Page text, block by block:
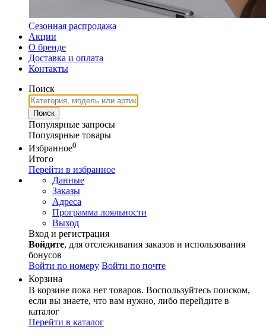
Сезонная распродажа
Акции
О бренде
Доставка и оплата
Контакты
Поиск
Популярные запросы
Популярные товары
Избранное0
Итого
Перейти в избранное
Данные
Заказы
Адреса
Программа лояльности
Выход
Вход и регистрация
Войдите, для отслеживания заказов и использования
бонусов
Войти по номеру Войти по почте
Корзина
В корзине пока нет товаров. Воспользуйтесь поиском,
если вы знаете, что вам нужно, либо перейдите в
каталог
Перейти в каталог